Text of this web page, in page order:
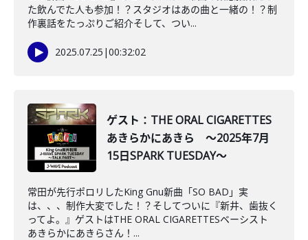
た飲んでた人も参加！？スタジオはあの曲と一緒の！？制
作裏話をたっぷりご紹介そして、つい...
2025.07.25 |00:32:02
ゲスト：THE ORAL CIGARETTES
あきらかにあきら ～2025年7月
15日SPARK TUESDAY～
常田が先行ポロリしたKing Gnu新曲「SO BAD」実
は、、、制作大変でした！？そしてついに『新井、歯抜く
ってよ。』ゲストはTHE ORAL CIGARETTESベーシスト
あきらかにあきらさん！...